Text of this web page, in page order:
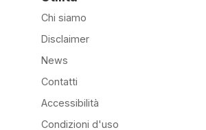
Chi siamo
Disclaimer
News
Contatti
Accessibilità
Condizioni d'uso